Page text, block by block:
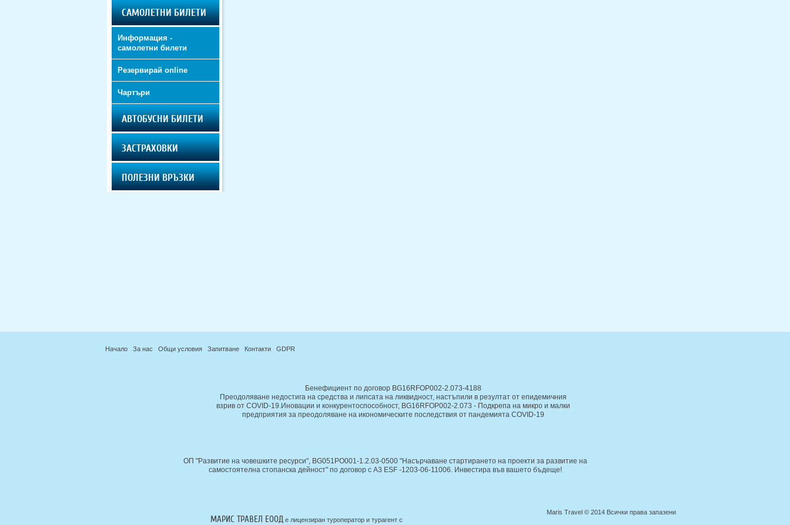
САМОЛЕТНИ БИЛЕТИ
Информация -
самолетни билети
Резервирай online
Чартъри
АВТОБУСНИ БИЛЕТИ
ЗАСТРАХОВКИ
ПОЛЕЗНИ ВРЪЗКИ
Начало За нас Общи условия Запитване Контакти GDPR
Бенефициент по договор BG16RFOP002-2.073-4188
Преодоляване недостига на средства и липсата на ликвидност, настъпили в резултат от епидемичния
взрив от COVID-19.Иновации и конкурентоспособност, BG16RFOP002-2.073 - Подкрепа на микро и малки
предприятия за преодоляване на икономическите последствия от пандемията COVID-19
ОП "Развитие на човешките ресурси", BG051PO001-1.2.03-0500 "Насърчаване стартирането на проекти за развитие на
самостоятелна стопанска дейност" по договор с A3 ESF -1203-06-11006. Инвестира във вашето бъдеще!
МАРИС ТРАВЕЛ ЕООД е лицензиран туроператор и турагент с
Maris Travel © 2014 Всички права запазени